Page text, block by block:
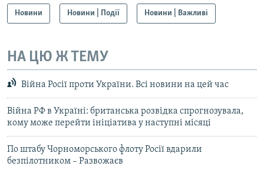
Новини Новини | Події Новини | Важливі
НА ЦЮ Ж ТЕМУ
Війна Росії проти України. Всі новини на цей час
Війна РФ в Україні: британська розвідка спрогнозувала,
кому може перейти ініціатива у наступні місяці
По штабу Чорноморського флоту Росії вдарили
безпілотником – Развожаєв